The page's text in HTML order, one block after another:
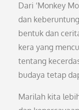
Dari ‘Monkey
dan
bentuk dan
kera yang
tentang
budaya tetap
Marilah kita